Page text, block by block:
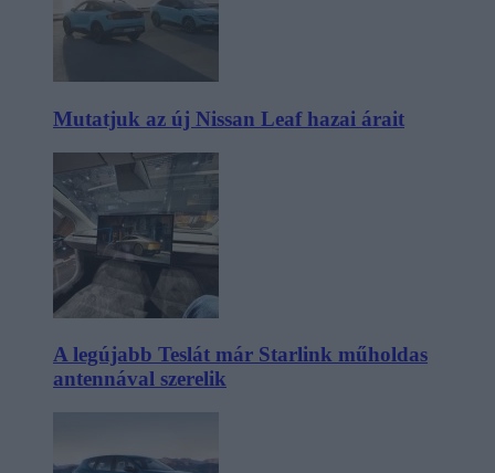
Mutatjuk az új Nissan Leaf hazai árait
A legújabb Teslát már Starlink műholdas
antennával szerelik